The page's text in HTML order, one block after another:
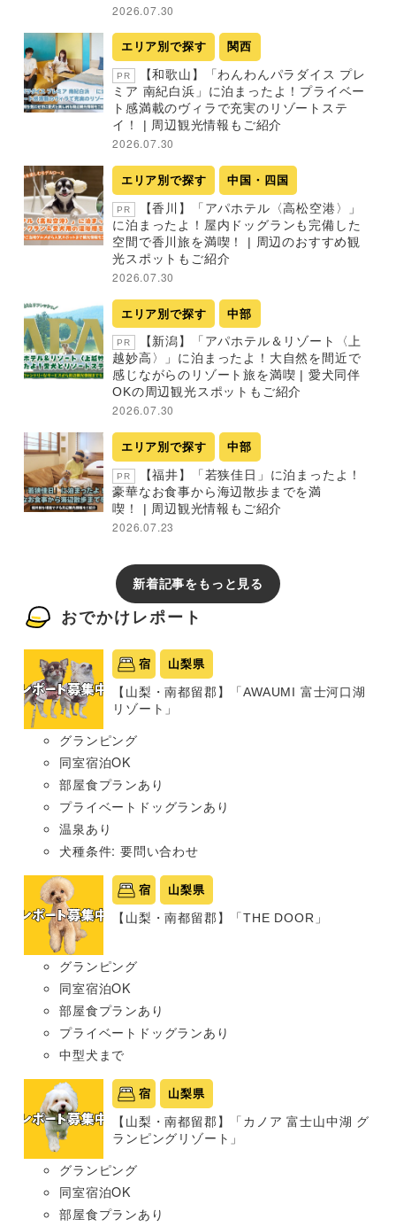
2026.07.30
エリア別で探す 関西
PR
【和歌山】「わんわんパラダイス プレ
ミア 南紀白浜」に泊まったよ！プライベー
ト感満載のヴィラで充実のリゾートステ
イ！ | 周辺観光情報もご紹介
2026.07.30
エリア別で探す 中国・四国
PR
【香川】「アパホテル〈高松空港〉」
に泊まったよ！屋内ドッグランも完備した
空間で香川旅を満喫！ | 周辺のおすすめ観
光スポットもご紹介
2026.07.30
エリア別で探す 中部
PR
【新潟】「アパホテル＆リゾート〈上
越妙高〉」に泊まったよ！大自然を間近で
感じながらのリゾート旅を満喫 | 愛犬同伴
OKの周辺観光スポットもご紹介
2026.07.30
エリア別で探す 中部
PR
【福井】「若狭佳日」に泊まったよ！
豪華なお食事から海辺散歩までを満
喫！ | 周辺観光情報もご紹介
2026.07.23
新着記事をもっと見る
おでかけレポート
宿 山梨県
【山梨・南都留郡】「AWAUMI 富士河口湖
リゾート」
グランピング
同室宿泊OK
部屋食プランあり
プライベートドッグランあり
温泉あり
犬種条件: 要問い合わせ
宿 山梨県
【山梨・南都留郡】「THE DOOR」
グランピング
同室宿泊OK
部屋食プランあり
プライベートドッグランあり
中型犬まで
宿 山梨県
【山梨・南都留郡】「カノア 富士山中湖 グ
ランピングリゾート」
グランピング
同室宿泊OK
部屋食プランあり